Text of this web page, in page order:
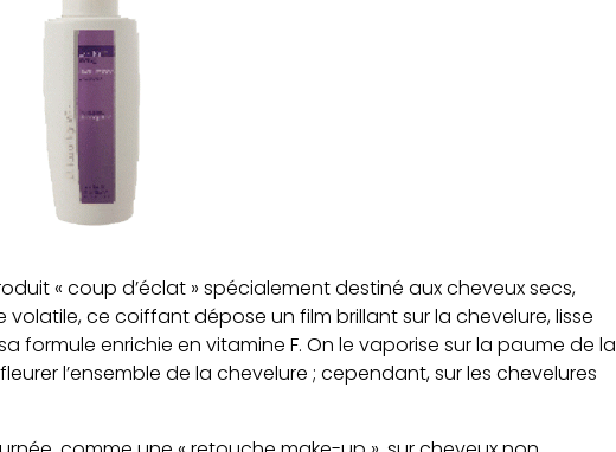
« coup d’éclat » spécialement destiné aux cheveux secs,
volatile, ce coiffant dépose un film brillant sur la chevelure, lisse
formule enrichie en vitamine F. On le vaporise sur la paume de la
l’ensemble de la chevelure ; cependant, sur les chevelures